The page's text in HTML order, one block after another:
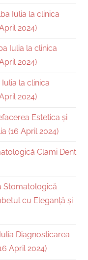
Iulia la clinica
2024)
Iulia la clinica
2024)
la clinica
2024)
Estetica și
(16 April 2024)
Clami Dent
Stomatologică
cu Eleganță și
Diagnosticarea
April 2024)